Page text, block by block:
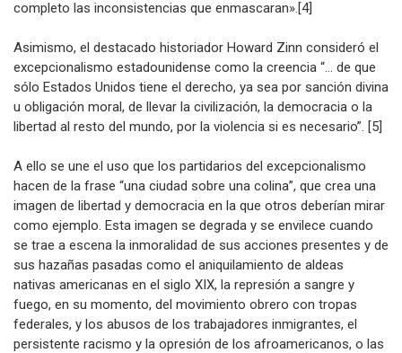
señala que las fantasías estatales no pueden ocultar por
Asimismo, el destacado historiador Howard Zinn consideró el
excepcionalismo estadounidense como la creencia “… de que
sólo Estados Unidos tiene el derecho, ya sea por sanción divina
u obligación moral, de llevar la civilización, la democracia o la
A ello se une el uso que los partidarios del excepcionalismo
hacen de la frase “una ciudad sobre una colina”, que crea una
imagen de libertad y democracia en la que otros deberían mirar
como ejemplo. Esta imagen se degrada y se envilece cuando
se trae a escena la inmoralidad de sus acciones presentes y de
sus hazañas pasadas como el aniquilamiento de aldeas
nativas americanas en el siglo XIX, la represión a sangre y
fuego, en su momento, del movimiento obrero con tropas
federales, y los abusos de los trabajadores inmigrantes, el